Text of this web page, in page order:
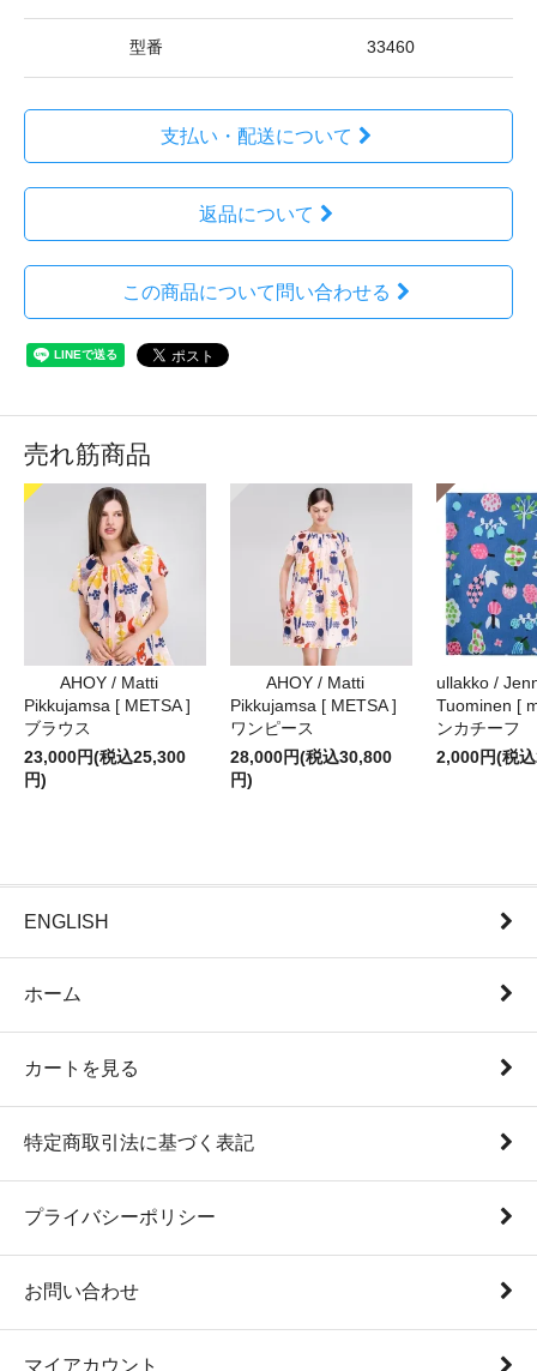
型番 33460
支払い・配送について
返品について
この商品について問い合わせる
売れ筋商品
AHOY / Matti
Pikkujamsa [ METSA ]
ブラウス
23,000円(税込25,300
円)
AHOY / Matti
Pikkujamsa [ METSA ]
ワンピース
28,000円(税込30,800
円)
ullakko /
Tuominen [
ンカチーフ
2,000円(税
ENGLISH
ホーム
カートを見る
特定商取引法に基づく表記
プライバシーポリシー
お問い合わせ
マイアカウント